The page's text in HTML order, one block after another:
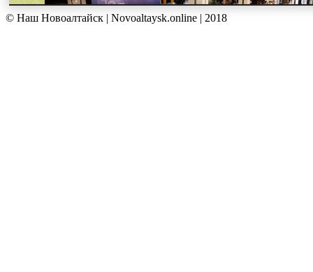
© Наш Новоалтайск | Novoaltaysk.online | 2018